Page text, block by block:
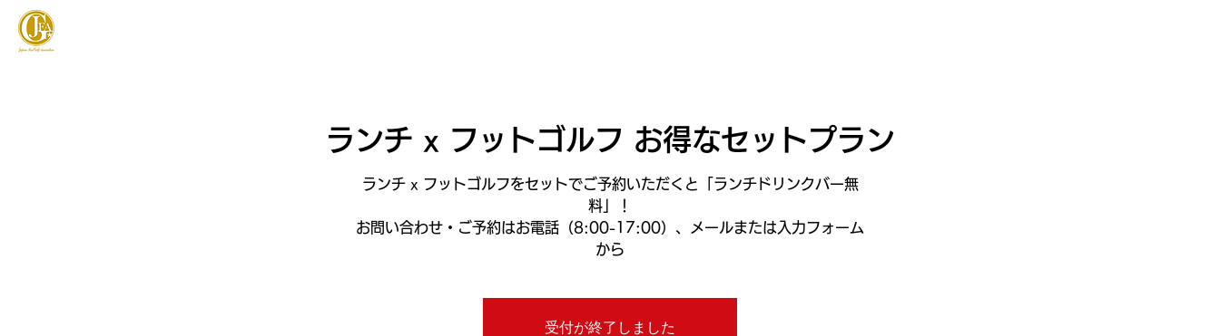
ランチ x フットゴルフ お得なセットプラン
ランチ x フットゴルフをセットでご予約いただくと「ランチドリンクバー無
料」！
お問い合わせ・ご予約はお電話（8:00-17:00）、メールまたは入力フォーム
から
受付が終了しました